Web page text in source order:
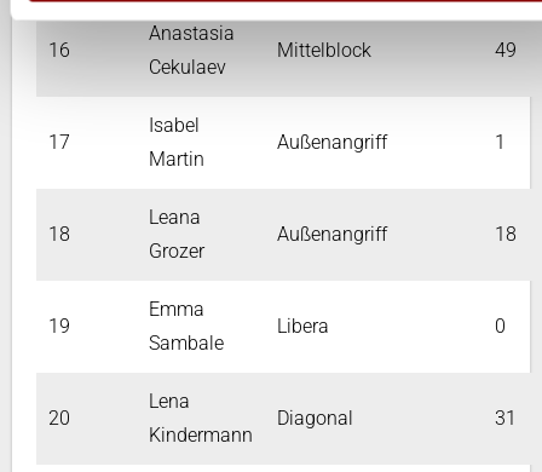
16
Anastasia
Cekulaev
Mittelblock 49
17
Isabel
Martin
Außenangriff 1
18
Leana
Grozer
Außenangriff 18
19
Emma
Sambale
Libera 0
20
Lena
Kindermann
Diagonal 31